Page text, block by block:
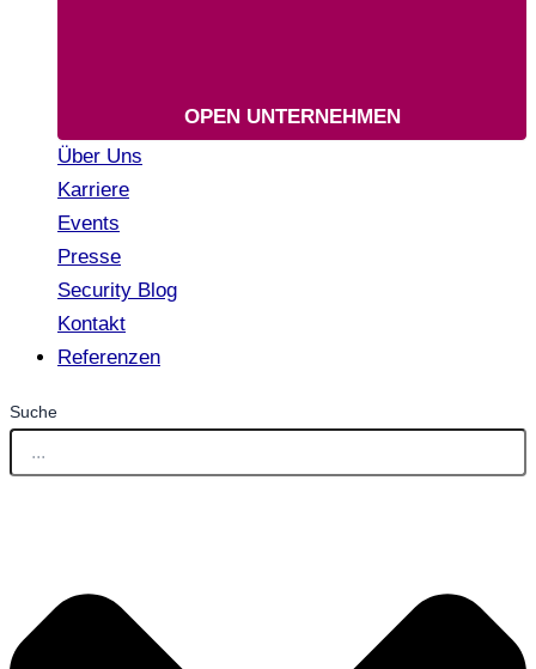
OPEN UNTERNEHMEN
Über Uns
Karriere
Events
Presse
Security Blog
Kontakt
Referenzen
Suche